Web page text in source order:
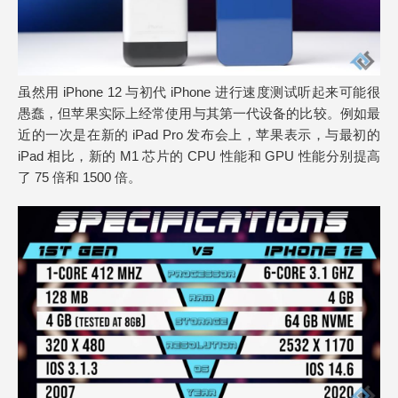
虽然用 iPhone 12 与初代 iPhone 进行速度测试听起来可能很
愚蠢，但苹果实际上经常使用与其第一代设备的比较。例如最
近的一次是在新的 iPad Pro 发布会上，苹果表示，与最初的
iPad 相比，新的 M1 芯片的 CPU 性能和 GPU 性能分别提高
了 75 倍和 1500 倍。